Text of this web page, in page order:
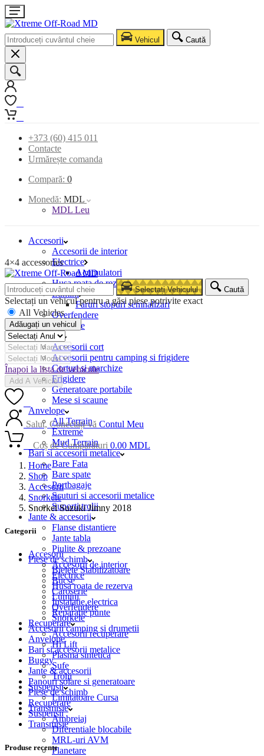
Vehicul Caută
+373 (60) 415 011
Contacte
Urmărește comanda
Compară: 0
Monedă: MDL
MDL Leu
Accesorii
Accesorii de interior
Electrice
Acumulatori
Husa roata de rezerva
Lumini
Faruri stopuri semnalizari
Overfendere
Snorkele
Camping
Accesorii cort
Accesorii pentru camping si frigidere
Corturi si marchize
Frigidere
Generatoare portabile
Mese si scaune
Anvelope
All Terrain
Extreme
Mud Terrain
Bari si accesorii metalice
Bare Fata
Bare spate
Portbagaje
Scuturi si accesorii metalice
Suporti trolii
Jante & accesorii
Flanse distantiere
Jante tabla
Piulite & prezoane
Piese de schimb
Bielete Stabilizatoare
Bucse
Caroserie
Instalatie electrica
Reparatie punte
Recuperare
Accesorii recuperare
Hi Lift
Plasma sintetica
Sufe
Trolii
Suspensii
Limitatoare Cursa
Transmisie
Ambreiaj
Diferentiale blocabile
MRL-uri AVM
Planetare
4×4 accessories
Selectați Vehiculul Caută
Selectați un vehicul pentru a găsi piese potrivite exact
All Vehicles
Adăugați un vehicul
Înapoi la lista de vehicule
Add A Vehicle
Salut, Conectați-vă Contul Meu
Coș de Cumpărături 0.00 MDL
Home
Shop
Accesorii
Snorkele
Snorkel Suzuki Jimny 2018
Categorii
Accesorii
Accesorii de interior
Electrice
Husa roata de rezerva
Lumini
Overfendere
Snorkele
Accesorii camping si drumetii
Anvelope
Bari si accesorii metalice
Buggy
Jante & accesorii
Panouri solare si generatoare
Piese de schimb
Recuperare
Suspensii
Transmisie
Produse recente